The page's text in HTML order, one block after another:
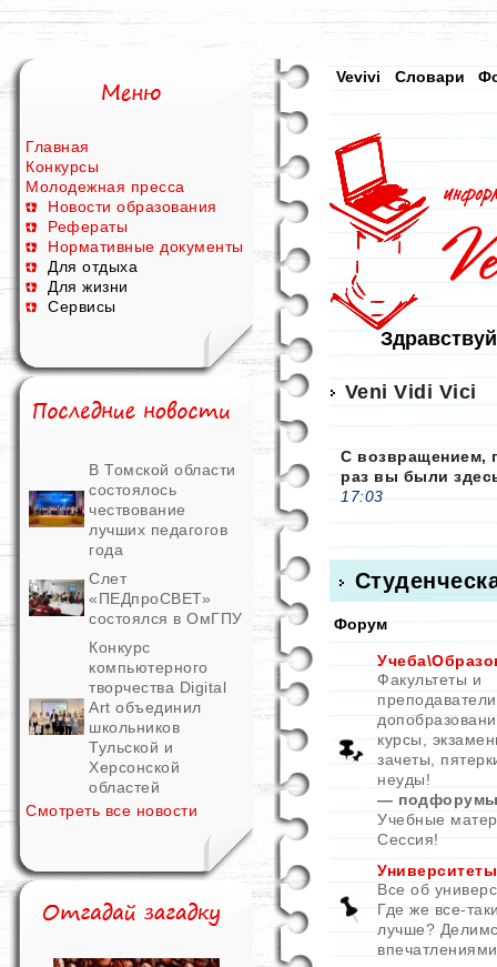
Главная
Конкурсы
Молодежная пресса
Новости образования
Рефераты
Нормативные документы
Для отдыха
Для жизни
Сервисы
В Томской области
состоялось
чествование
лучших педагогов
года
Слет
«ПЕДпроСВЕТ»
состоялся в ОмГПУ
Конкурс
компьютерного
творчества Digital
Art объединил
школьников
Тульской и
Херсонской
областей
Смотреть все новости
Vevivi Словари
Veni Vidi Vici
С возвращением,
раз вы были
17:03
Форум
Факультеты и
курсы,
зачеты,
неуды!
—
Учебные
Сессия!
Университеты
Все об
Где же все-
лучше?